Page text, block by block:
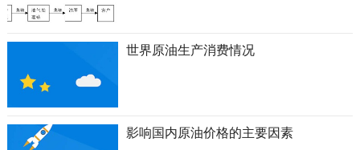
世界原油生产消费情况
影响国内原油价格的主要因素